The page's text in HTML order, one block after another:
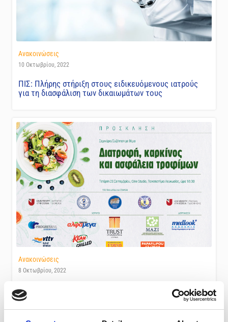
Ανακοινώσεις
10 Οκτωβρίου, 2022
ΠΙΣ: Πλήρης στήριξη στους ειδικευόμενους ιατρούς
για τη διασφάλιση των δικαιωμάτων τους
Ανακοινώσεις
8 Οκτωβρίου, 2022
ΣΕΜΙΝΑΡΙΟ/ΣΥΖΗΤΗΣΗ: ΔΙΑΤΡΟΦΗ ΚΑΡΚΙΝΟΣ ΚΑΙ
ΑΣΦΑΛΕΙΑ ΤΡΟΦΙΜΩΝ